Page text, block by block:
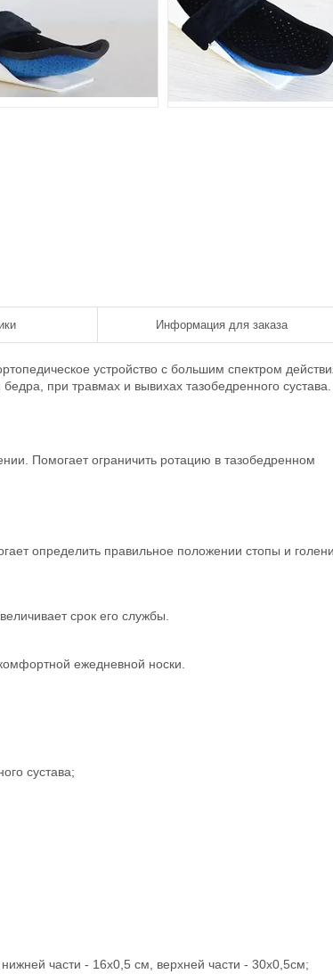
Информация для заказа
устройство с большим спектром
при травмах и вывихах тазобедренного сустава.
Помогает ограничить ротацию в тазобедренном
определить правильное положении стопы и голени,
срок его службы.
ежедневной носки.
сустава;
части - 16х0,5 см, верхней части - 30х0,5см;